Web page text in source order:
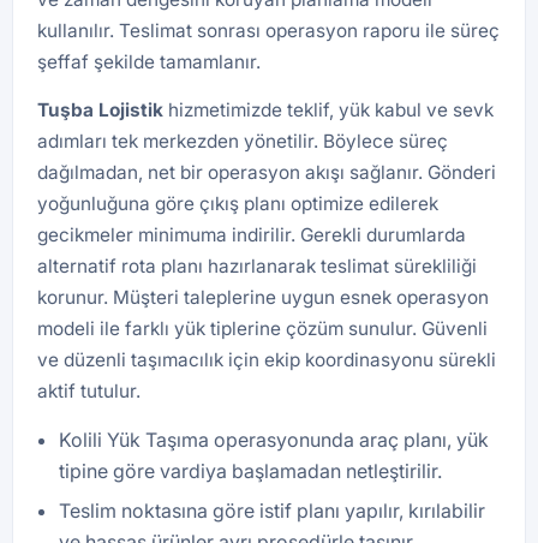
kullanılır. Teslimat sonrası operasyon raporu ile süreç
şeffaf şekilde tamamlanır.
Tuşba Lojistik hizmetimizde teklif, yük kabul ve sevk
adımları tek merkezden yönetilir. Böylece süreç
dağılmadan, net bir operasyon akışı sağlanır. Gönderi
yoğunluğuna göre çıkış planı optimize edilerek
gecikmeler minimuma indirilir. Gerekli durumlarda
alternatif rota planı hazırlanarak teslimat sürekliliği
korunur. Müşteri taleplerine uygun esnek operasyon
modeli ile farklı yük tiplerine çözüm sunulur. Güvenli
ve düzenli taşımacılık için ekip koordinasyonu sürekli
aktif tutulur.
Kolili Yük Taşıma operasyonunda araç planı, yük
tipine göre vardiya başlamadan netleştirilir.
Teslim noktasına göre istif planı yapılır, kırılabilir